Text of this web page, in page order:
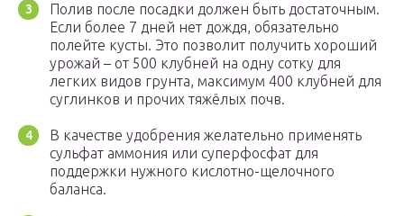
Полив после посадки должен быть достаточным.
Если более 7 дней нет дождя, обязательно
полейте кусты. Это позволит получить хороший
урожай – от 500 клубней на одну сотку для
легких видов грунта, максимум 400 клубней для
суглинков и прочих тяжёлых почв.
В качестве удобрения желательно применять
сульфат аммония или суперфосфат для
поддержки нужного кислотно-щелочного
баланса.